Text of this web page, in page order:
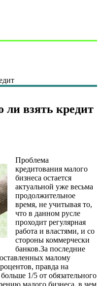
взять кредит
Проблема
кредитования малого
бизнеса остается
актуальной уже весьма
продолжительное
время, не учитывая то,
что в данном русле
проходит регулярная
работа и властями, и со
стороны коммерчески
банков.За последние
малому
правда на
1/5 от обязательного
малого бизнеса, в чем